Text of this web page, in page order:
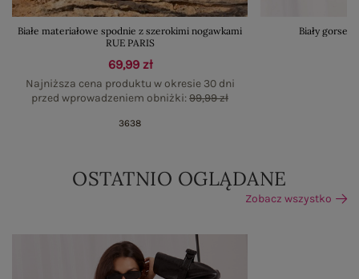
Białe materiałowe spodnie z szerokimi nogawkami
RUE PARIS
69,99 zł
Najniższa cena produktu w okresie 30 dni
przed wprowadzeniem obniżki:99,99 zł
3638
Biały
OSTATNIO OGLĄDANE
Zobacz wszystko